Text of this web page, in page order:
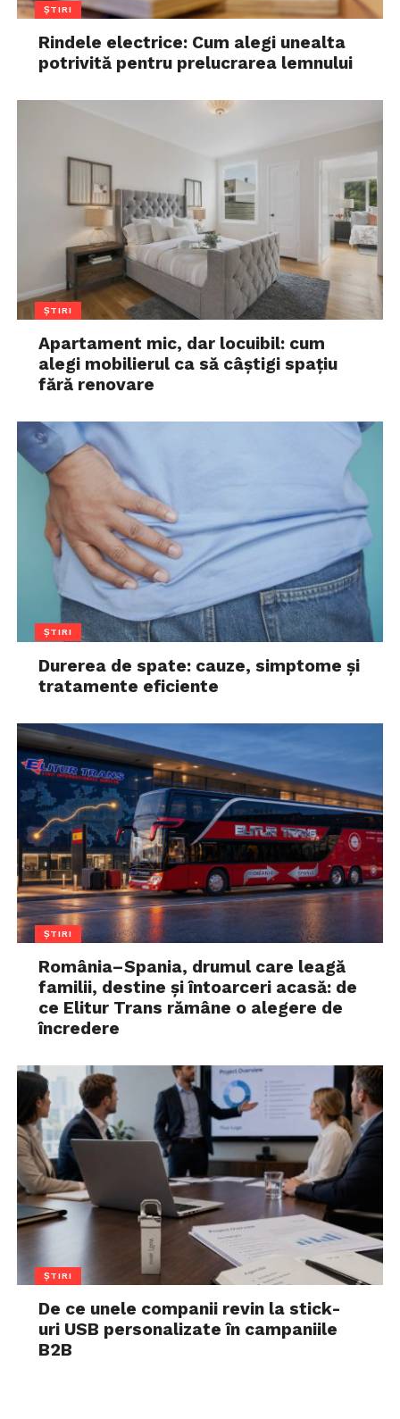
ȘTIRI
Rindele electrice: Cum alegi unealta
potrivită pentru prelucrarea lemnului
ȘTIRI
Apartament mic, dar locuibil: cum
alegi mobilierul ca să câștigi spațiu
fără renovare
ȘTIRI
Durerea de spate: cauze, simptome și
tratamente eficiente
ȘTIRI
România–Spania, drumul care leagă
familii, destine și întoarceri acasă: de
ce Elitur Trans rămâne o alegere de
încredere
ȘTIRI
De ce unele companii revin la stick-
uri USB personalizate în campaniile
B2B